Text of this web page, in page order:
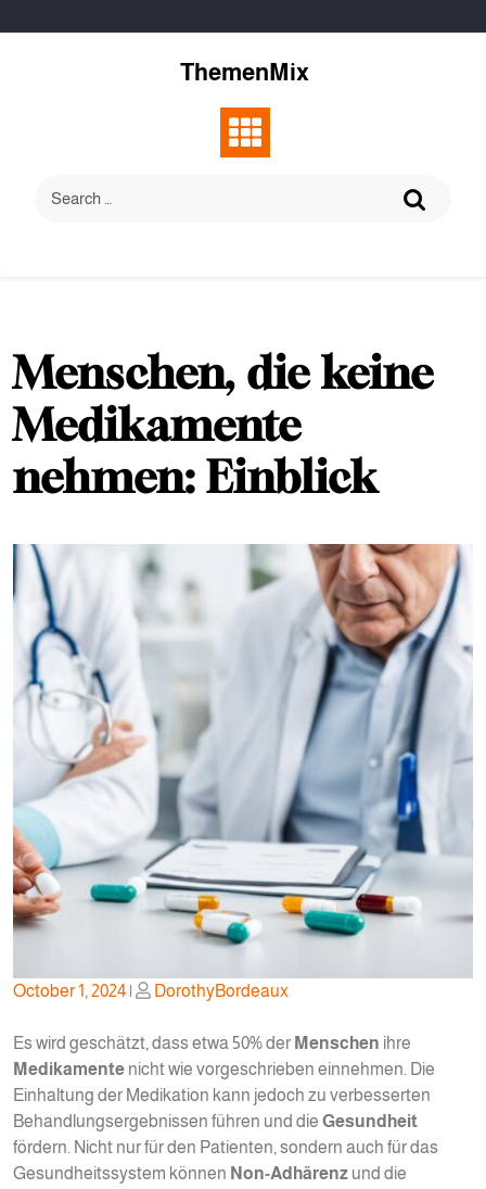
to
ThemenMix
Menschen, die keine
Medikamente
nehmen: Einblick
Posted
October 1, 2024| Posted
DorothyBordeaux
Es wird geschätzt, dass etwa 50% der Menschen ihre
Medikamente nicht wie vorgeschrieben einnehmen. Die
Einhaltung der Medikation kann jedoch zu verbesserten
Behandlungsergebnissen führen und die Gesundheit
fördern. Nicht nur für den Patienten, sondern auch für das
Gesundheitssystem können Non-Adhärenz und die